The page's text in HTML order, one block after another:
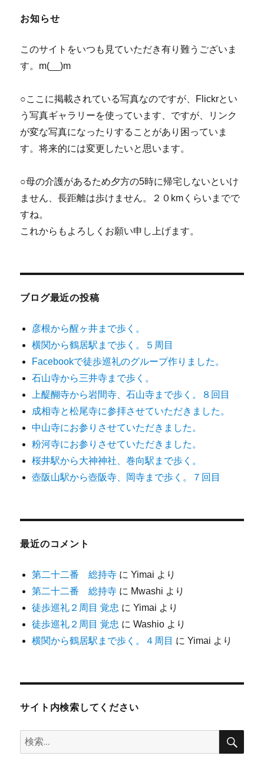
ン
お知らせ
このサイトをいつも見ていただき有り難うございま
す。m(__)m
○ここに掲載されている写真なのですが、Flickrとい
う写真ギャラリーを使っています、ですが、リンク
が変な写真になったりすることがあり困っていま
す。将来的には変更したいと思います。
○母の介護があるため夕方の5時に帰宅しないといけ
ません、長距離は歩けません。２０kmくらいまでで
すね。
これからもよろしくお願い申し上げます。
ブログ最近の投稿
彦根から醒ヶ井まで歩く。
横関から鶴居駅まで歩く。５周目
Facebookで徒歩巡礼のグループ作りました。
石山寺から三井寺まで歩く。
上醍醐寺から岩間寺、石山寺まで歩く。８回目
成相寺と松尾寺に参拝させていただきました。
中山寺にお参りさせていただきました。
粉河寺にお参りさせていただきました。
桜井駅から大神神社、巻向駅まで歩く。
壺阪山駅から壺阪寺、岡寺まで歩く。７回目
最近のコメント
第二十二番 総持寺 にYimai より
第二十二番 総持寺 に Mwashi より
徒歩巡礼２周目 覚忠 にYimai より
徒歩巡礼２周目 覚忠 にWashio より
横関から鶴居駅まで歩く。４周目 にYimai より
サイト内検索してください
検
索:
検